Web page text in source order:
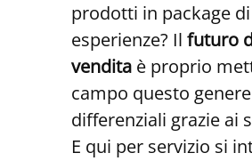
prodotti in package di
esperienze? Il futuro
vendita è proprio
campo questo
differenziali grazie ai
E qui per servizio si